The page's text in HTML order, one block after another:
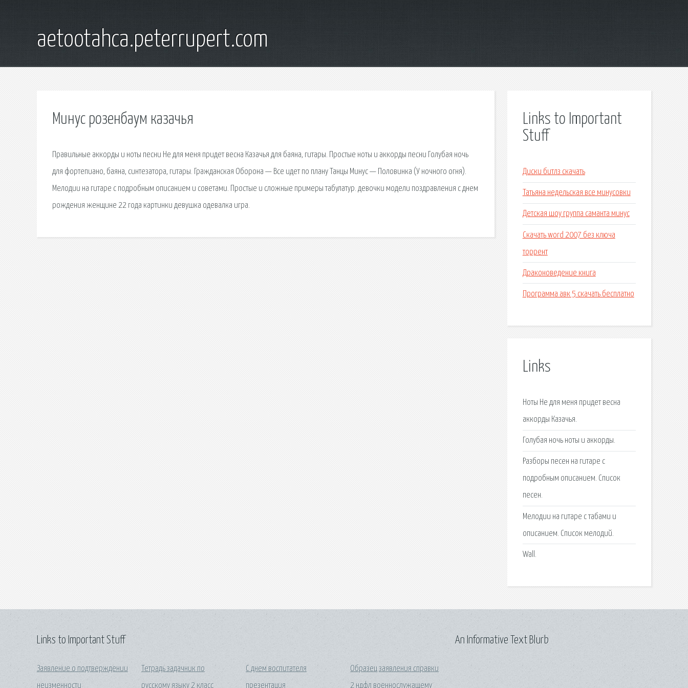
aetootahca.peterrupert.com
Минус розенбаум казачья
Правильные аккорды и ноты песни Не для меня придет весна Казачья для баяна, гитары. Простые ноты и аккорды песни Голубая ночь
для фортепиано, баяна, синтезатора, гитары. Гражданская Оборона — Все идет по плану Танцы Минус — Половинка (У ночного огня).
Мелодии на гитаре с подробным описанием и советами. Простые и сложные примеры табулатур. девочки модели поздравления с днем
рождения женщине 22 года картинки девушка одевалка игра.
Links to Important
Stuff
Диски битлз скачать
Татьяна недельская все минусовки
Детская шоу группа саманта минус
Скачать word 2007 без ключа
торрент
Драконоведение книга
Программа авк 5 скачать бесплатно
Links
Ноты Не для меня придет весна
аккорды Казачья.
Голубая ночь ноты и аккорды.
Разборы песен на гитаре с
подробным описанием. Список
песен.
Мелодии на гитаре с табами и
описанием. Список мелодий.
Wall.
Links to Important Stuff
Заявление о подтверждении
неизменности
Тетрадь задачник по
русскому языку 2 класс
С днем воспитателя
презентация
Образец заявления справки
2 ндфл военнослужащему
An Informative Text Blurb